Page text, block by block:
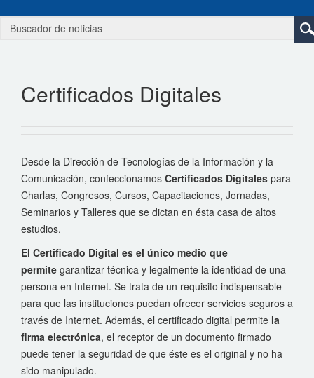
Certificados Digitales
Desde la Dirección de Tecnologías de la Información y la
Comunicación, confeccionamos Certificados Digitales para
Charlas, Congresos, Cursos, Capacitaciones, Jornadas,
Seminarios y Talleres que se dictan en ésta casa de altos
estudios.
El Certificado Digital es el único medio que
permite garantizar técnica y legalmente la identidad de una
persona en Internet. Se trata de un requisito indispensable
para que las instituciones puedan ofrecer servicios seguros a
través de Internet. Además, el certificado digital permite la
firma electrónica, el receptor de un documento firmado
puede tener la seguridad de que éste es el original y no ha
sido manipulado.